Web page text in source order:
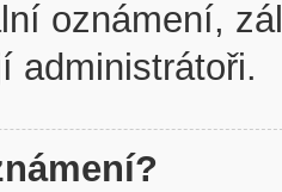
oznámení,
administrátoři.